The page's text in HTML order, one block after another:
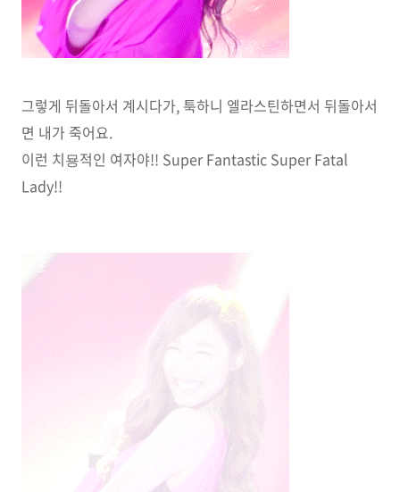
그렇게 뒤돌아서 계시다가, 툭하니 엘라스틴하면서 뒤돌아서
면 내가 죽어요.
이런 치묭적인 여자야!! Super Fantastic Super Fatal
Lady!!